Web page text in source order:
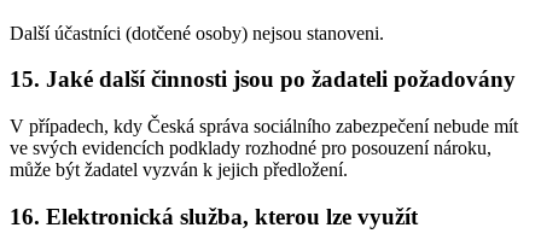
Další účastníci (dotčené osoby) nejsou stanoveni.
15. Jaké další činnosti jsou po žadateli požadovány
V případech, kdy Česká správa sociálního zabezpečení nebude mít
ve svých evidencích podklady rozhodné pro posouzení nároku,
může být žadatel vyzván k jejich předložení.
16. Elektronická služba, kterou lze využít